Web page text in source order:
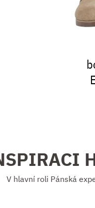
V hlavní roli Pánská